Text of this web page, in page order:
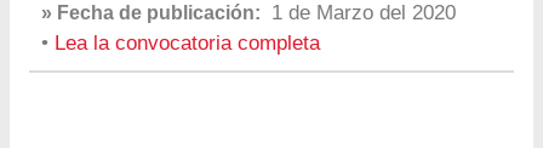
» Fecha de publicación:
1 de Marzo del 2020
• Lea la convocatoria completa